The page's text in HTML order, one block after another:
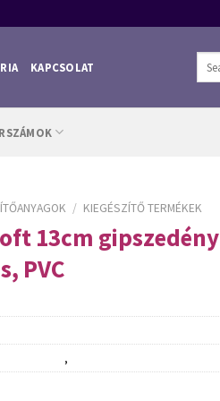
KAPCSOLAT
/ KIEGÉSZÍTŐ TERMÉKEK
13cm gipszedény
PVC
,